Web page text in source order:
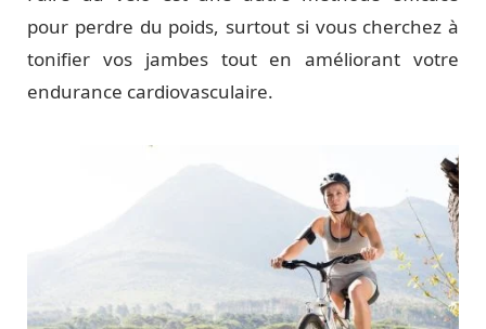
pour perdre du poids, surtout si vous cherchez à
tonifier vos jambes tout en améliorant votre
endurance cardiovasculaire.